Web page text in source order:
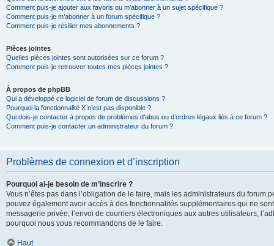
Comment puis-je ajouter aux favoris ou m’abonner à un sujet spécifique ?
Comment puis-je m’abonner à un forum spécifique ?
Comment puis-je résilier mes abonnements ?
Pièces jointes
Quelles pièces jointes sont autorisées sur ce forum ?
Comment puis-je retrouver toutes mes pièces jointes ?
À propos de phpBB
Qui a développé ce logiciel de forum de discussions ?
Pourquoi la fonctionnalité X n’est pas disponible ?
Qui dois-je contacter à propos de problèmes d’abus ou d’ordres légaux liés à ce forum ?
Comment puis-je contacter un administrateur du forum ?
Problèmes de connexion et d’inscription
Pourquoi ai-je besoin de m’inscrire ?
Vous n’êtes pas dans l’obligation de le faire, mais les administrateurs du
pouvez également avoir accès à des fonctionnalités supplémentaires qui ne
messagerie privée, l’envoi de courriers électroniques aux autres utilisateurs,
pourquoi nous vous recommandons de le faire.
Haut